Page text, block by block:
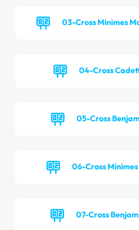
03-Cross Minimes
04-Cross
05-Cross
06-Cross Minimes
07-Cross